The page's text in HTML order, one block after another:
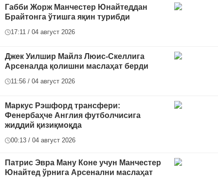
Габби Жорж Манчестер Юнайтеддан
Брайтонга ўтишга яқин турибди
17:11 / 04 август 2026
Джек Уилшир Майлз Люис-Скеллига
Арсеналда қолишни маслаҳат берди
11:56 / 04 август 2026
Маркус Рэшфорд трансфери:
Фенербаҳче Англия футболчисига
жиддий қизиқмоқда
00:13 / 04 август 2026
Патрис Эвра Ману Коне учун Манчестер
Юнайтед ўрнига Арсенални маслаҳат